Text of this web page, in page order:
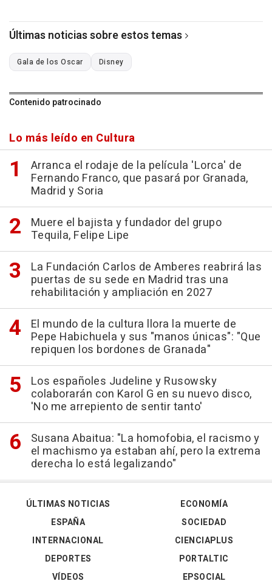
Últimas noticias sobre estos temas
Gala de los Oscar Disney
Contenido patrocinado
Lo más leído en Cultura
Arranca el rodaje de la película 'Lorca' de
Fernando Franco, que pasará por Granada,
Madrid y Soria
Muere el bajista y fundador del grupo
Tequila, Felipe Lipe
La Fundación Carlos de Amberes reabrirá las
puertas de su sede en Madrid tras una
rehabilitación y ampliación en 2027
El mundo de la cultura llora la muerte de
Pepe Habichuela y sus "manos únicas": "Que
repiquen los bordones de Granada"
Los españoles Judeline y Rusowsky
colaborarán con Karol G en su nuevo disco,
'No me arrepiento de sentir tanto'
Susana Abaitua: "La homofobia, el racismo y
el machismo ya estaban ahí, pero la extrema
derecha lo está legalizando"
ÚLTIMAS NOTICIAS
ESPAÑA
INTERNACIONAL
DEPORTES
VÍDEOS
ECONOMÍA
SOCIEDAD
CIENCIAPLUS
PORTALTIC
EPSOCIAL